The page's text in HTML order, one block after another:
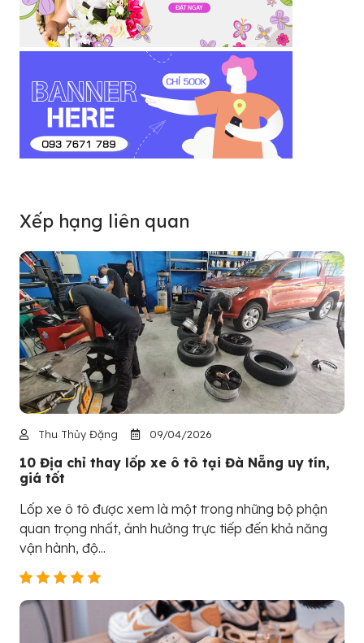
Xếp hạng liên quan
Thu Thủy Đặng 09/04/2026
10 Địa chỉ thay lốp xe ô tô tại Đà Nẵng uy tín,
giá tốt
Lốp xe ô tô được xem là một trong những bộ phận
quan trọng nhất, ảnh hưởng trực tiếp đến khả năng
vận hành, độ...